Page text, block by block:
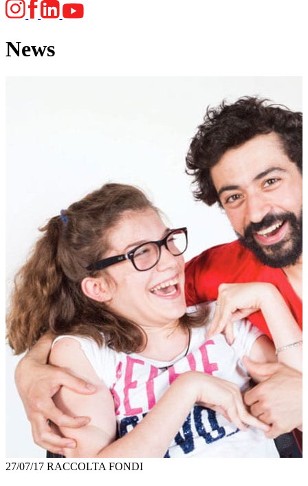
News
27/07/17 RACCOLTA FONDI